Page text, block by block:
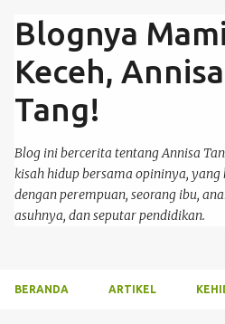
Langsung ke
Blognya Mami
Keceh, Annisa
Tang!
Blog ini bercerita tentang Annisa
kisah hidup bersama opininya,
dengan perempuan, seorang ibu,
asuhnya, dan seputar pendidikan.
BERANDA ARTIKEL